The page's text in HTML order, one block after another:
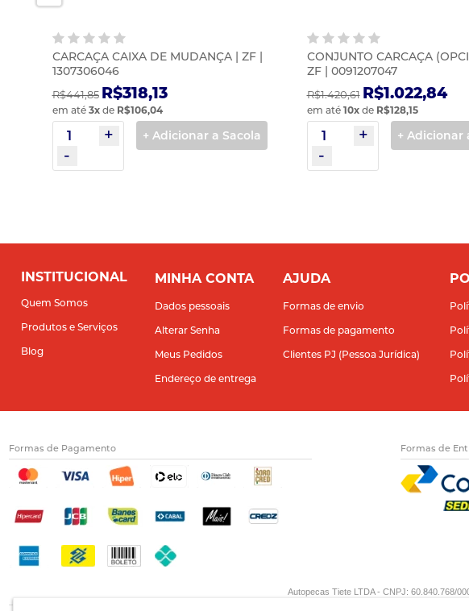
CARCAÇA CAIXA DE MUDANÇA | ZF |
1307306046
R$441,85 R$318,13
em até 3xde R$106,04
+ Adicionar a Sacola
CONJUNTO CARCAÇA
ZF | 0091207047
R$1.420,61 R$1.022,84
em até 10xde R$128,15
+ Adicionar
INSTITUCIONAL
Quem Somos
Produtos e Serviços
Blog
MINHA CONTA
Dados pessoais
Alterar Senha
Meus Pedidos
Endereço de entrega
AJUDA
Formas de envio
Formas de pagamento
Clientes PJ (Pessoa Jurídica)
Formas de Pagamento Formas de
Autopecas Tiete LTDA - CNPJ: 60.840.768/